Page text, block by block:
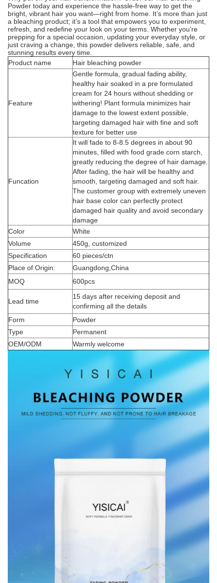
Powder today and experience the hassle-free way to get the
bright, vibrant hair you want—right from home. It’s more than just
a bleaching product; it’s a tool that empowers you to experiment,
refresh, and redefine your look on your terms. Whether you’re
prepping for a special occasion, updating your everyday style, or
just craving a change, this powder delivers reliable, safe, and
stunning results every time.
Product name
Hair bleaching powder
Feature
Gentle formula, gradual fading ability,
healthy hair soaked in a pre formulated
cream for 24 hours without shedding or
withering! Plant formula minimizes hair
damage to the lowest extent possible,
targeting damaged hair with fine and soft
texture for better use
Funcation
It will fade to 8-8.5 degrees in about 90
minutes, filled with food grade corn starch,
greatly reducing the degree of hair damage.
After fading, the hair will be healthy and
smooth, targeting damaged and soft hair.
The customer group with extremely uneven
hair base color can perfectly protect
damaged hair quality and avoid secondary
damage
Color
White
Volume
450g, customized
Specification
60 pieces/ctn
Place of Origin:
Guangdong,China
MOQ
600pcs
Lead time
15 days after receiving deposit and
confirming all the details
Form
Powder
Type
Permanent
OEM/ODM
Warmly welcome